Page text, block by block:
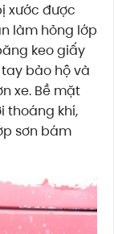
xước được
làm hỏng lớp
keo giấy
bảo hộ và
xe. Bề mặt
thoáng khí,
sơn bám